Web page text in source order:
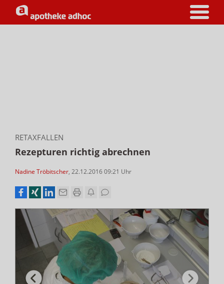
RETAXFALLEN
Rezepturen richtig abrechnen
Nadine Tröbitscher, 22.12.2016 09:21 Uhr